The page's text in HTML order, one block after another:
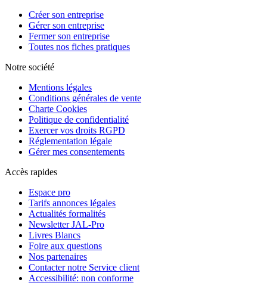
Créer son entreprise
Gérer son entreprise
Fermer son entreprise
Toutes nos fiches pratiques
Notre société
Mentions légales
Conditions générales de vente
Charte Cookies
Politique de confidentialité
Exercer vos droits RGPD
Réglementation légale
Gérer mes consentements
Accès rapides
Espace pro
Tarifs annonces légales
Actualités formalités
Newsletter JAL-Pro
Livres Blancs
Foire aux questions
Nos partenaires
Contacter notre Service client
Accessibilité: non conforme